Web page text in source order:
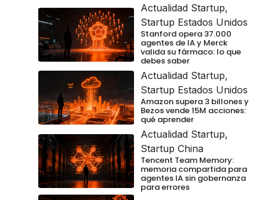
Actualidad Startup,
Startup Estados Unidos
Stanford opera 37.000
agentes de IA y Merck
valida su fármaco: lo que
debes saber
Actualidad Startup,
Startup Estados Unidos
Amazon supera 3 billones y
Bezos vende 15M acciones:
qué aprender
Actualidad Startup,
Startup China
Tencent Team Memory:
memoria compartida para
agentes IA sin gobernanza
para errores